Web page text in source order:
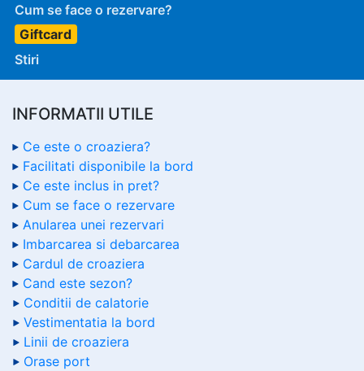
Cum se face o rezervare?
Giftcard
Stiri
INFORMATII UTILE
Ce este o croaziera?
Facilitati disponibile la bord
Ce este inclus in pret?
Cum se face o rezervare
Anularea unei rezervari
Imbarcarea si debarcarea
Cardul de croaziera
Cand este sezon?
Conditii de calatorie
Vestimentatia la bord
Linii de croaziera
Orase port